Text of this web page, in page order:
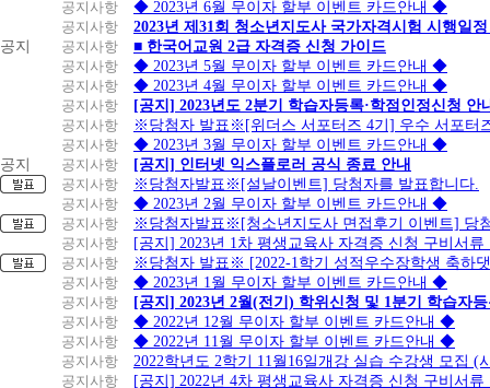
공지사항
◆ 2023년 6월 무이자 할부 이벤트 카드안내 ◆
공지사항
2023년 제31회 청소년지도사 국가자격시험 시행일
공지
공지사항
■ 한국어교원 2급 자격증 신청 가이드
공지사항
◆ 2023년 5월 무이자 할부 이벤트 카드안내 ◆
공지사항
◆ 2023년 4월 무이자 할부 이벤트 카드안내 ◆
공지사항
[공지] 2023년도 2분기 학습자등록·학점인정신청 안
공지사항
※당첨자 발표※[위더스 서포터즈 4기] 우수 서포터
공지사항
◆ 2023년 3월 무이자 할부 이벤트 카드안내 ◆
공지
공지사항
[공지] 인터넷 익스플로러 공식 종료 안내
공지사항
※당첨자발표※[설날이벤트] 당첨자를 발표합니다.
공지사항
◆ 2023년 2월 무이자 할부 이벤트 카드안내 ◆
공지사항
※당첨자발표※[청소년지도사 면접후기 이벤트] 당
공지사항
[공지] 2023년 1차 평생교육사 자격증 신청 구비서류
공지사항
※당첨자 발표※ [2022-1학기 성적우수장학생 축하
공지사항
◆ 2023년 1월 무이자 할부 이벤트 카드안내 ◆
공지사항
[공지] 2023년 2월(전기) 학위신청 및 1분기 학습자
공지사항
◆ 2022년 12월 무이자 할부 이벤트 카드안내 ◆
공지사항
◆ 2022년 11월 무이자 할부 이벤트 카드안내 ◆
공지사항
2022학년도 2학기 11월16일개강 실습 수강생 모집
공지사항
[공지] 2022년 4차 평생교육사 자격증 신청 구비서류